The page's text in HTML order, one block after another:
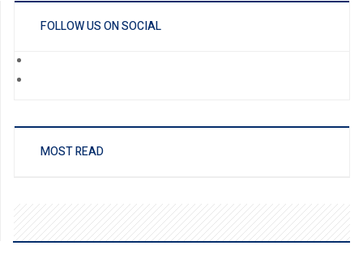
FOLLOW US ON SOCIAL
MOST READ